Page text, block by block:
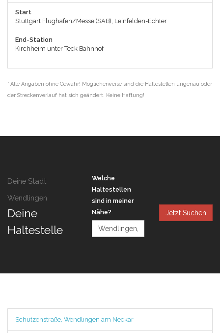
Start
Stuttgart Flughafen/Messe (SAB), Leinfelden-Echter
End-Station
Kirchheim unter Teck Bahnhof
* Alle Angaben ohne Gewähr! Möglicherweise sind die Haltestellen ungenau oder
der Streckenverlauf hat sich geändert. Keine Haftung!
Deine Stadt
Wendlingen
Deine
Haltestelle
Welche
Haltestellen
sind in meiner
Nähe?
Jetzt Suchen
Schützenstraße, Wendlingen am Neckar